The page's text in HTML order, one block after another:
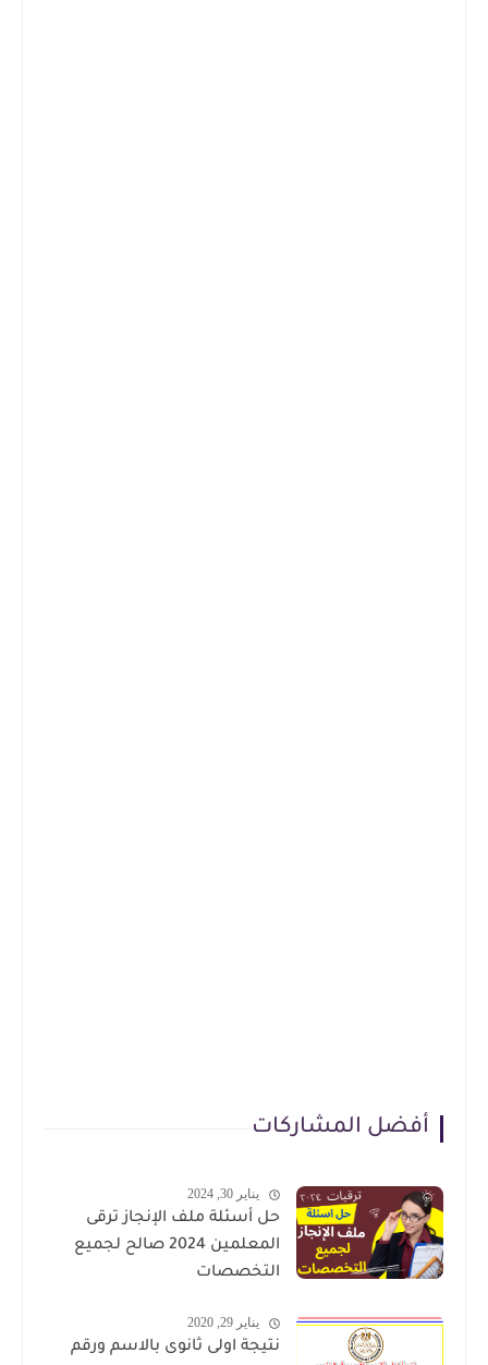
أفضل المشاركات
يناير 30, 2024
حل أسئلة ملف الإنجاز ترقى
المعلمين 2024 صالح لجميع
التخصصات
يناير 29, 2020
نتيجة اولى ثانوى بالاسم ورقم